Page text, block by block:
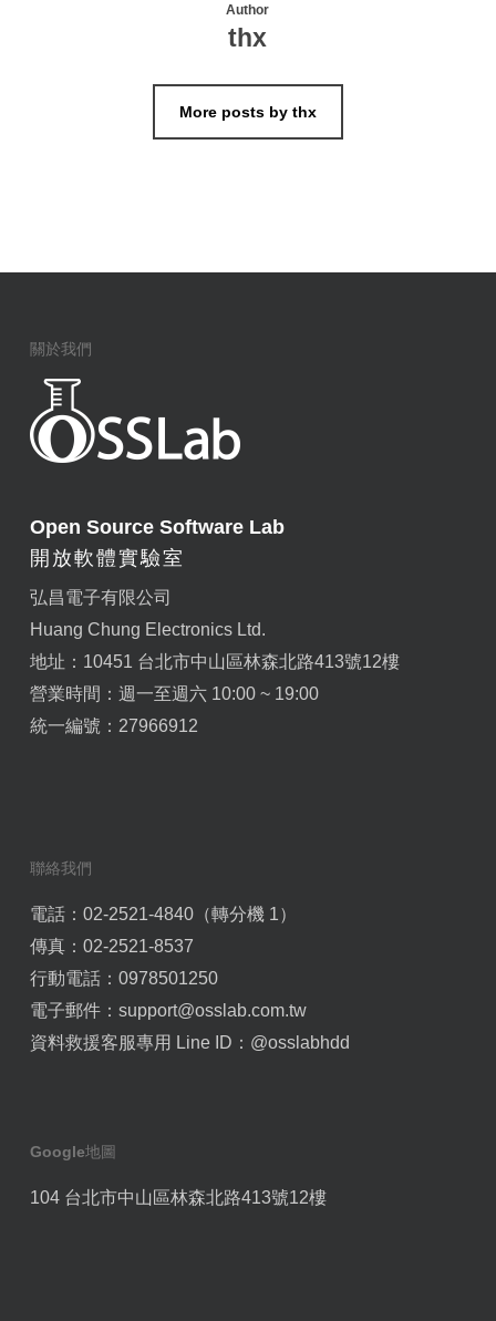
Author
thx
More posts by thx
關於我們
Open Source Software Lab
開放軟體實驗室
弘昌電子有限公司
Huang Chung Electronics Ltd.
地址：10451 台北市中山區林森北路413號12樓
營業時間：週一至週六 10:00 ~ 19:00
統一編號：27966912
聯絡我們
電話：02-2521-4840（轉分機 1）
傳真：02-2521-8537
行動電話：0978501250
電子郵件： support@osslab.com.tw
資料救援客服專用 Line ID： @osslabhdd
Google地圖
104 台北市中山區林森北路413號12樓